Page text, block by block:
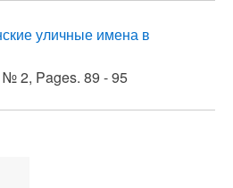
уличные имена в
2, Pages. 89 - 95